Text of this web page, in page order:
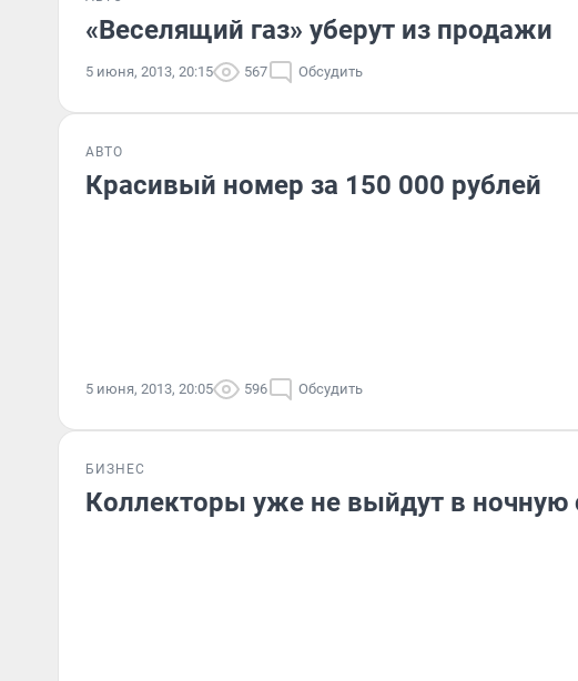
«Веселящий газ» уберут из продажи
5 июня, 2013, 20:15 567 Обсудить
АВТО
Красивый номер за 150 000 рублей
5 июня, 2013, 20:05 596 Обсудить
БИЗНЕС
Коллекторы уже не выйдут в ночную